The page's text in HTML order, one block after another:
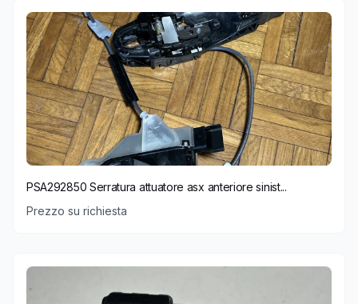
PSA292850 Serratura attuatore asx anteriore sinist...
Prezzo su richiesta